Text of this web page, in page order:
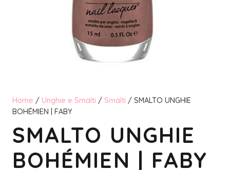
Home / Unghie e Smalti / Smalti / SMALTO UNGHIE
BOHÉMIEN | FABY
SMALTO UNGHIE
BOHÉMIEN | FABY